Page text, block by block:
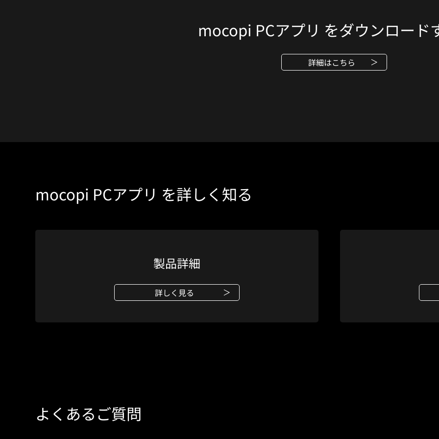
mocopi PCアプリ をダウンロード
詳細はこちら
mocopi PCアプリ を詳しく知る
製品詳細
詳しく見る
よくあるご質問